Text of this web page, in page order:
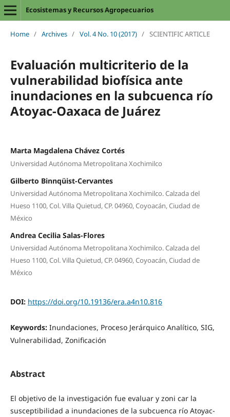
Ecosistemas y Recursos Agropecuarios
Home / Archives / Vol. 4 No. 10 (2017) / SCIENTIFIC ARTICLE
Evaluación multicriterio de la
vulnerabilidad biofísica ante
inundaciones en la subcuenca río
Atoyac-Oaxaca de Juárez
Marta Magdalena Chávez Cortés
Universidad Autónoma Metropolitana Xochimilco
Gilberto Binnqüist-Cervantes
Universidad Autónoma Metropolitana Xochimilco. Calzada del
Hueso 1100, Col. Villa Quietud, CP. 04960, Coyoacán, Ciudad de
México
Andrea Cecilia Salas-Flores
Universidad Autónoma Metropolitana Xochimilco. Calzada del
Hueso 1100, Col. Villa Quietud, CP. 04960, Coyoacán, Ciudad de
México
DOI: https://doi.org/10.19136/era.a4n10.816
Keywords: Inundaciones, Proceso Jerárquico Analítico, SIG,
Vulnerabilidad, Zonificación
Abstract
El objetivo de la investigación fue evaluar y zoni car la
susceptibilidad a inundaciones de la subcuenca río Atoyac-